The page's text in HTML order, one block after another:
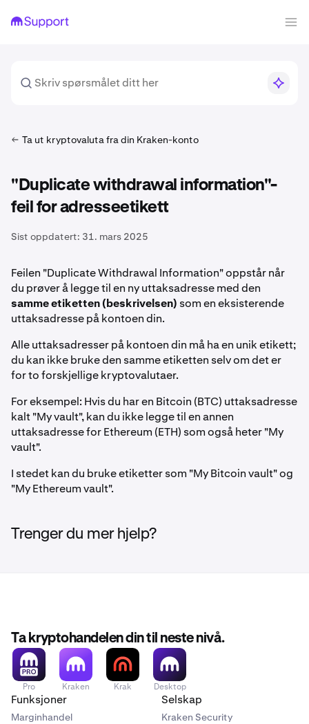
Ta ut kryptovaluta fra din Kraken-konto
"Duplicate withdrawal information"-
feil for adresseetikett
Sist oppdatert: 31. mars 2025
Feilen "Duplicate Withdrawal Information" oppstår når
du prøver å legge til en ny uttaksadresse med den
samme etiketten (beskrivelsen) som en eksisterende
uttaksadresse på kontoen din.
Alle uttaksadresser på kontoen din må ha en unik etikett;
du kan ikke bruke den samme etiketten selv om det er
for to forskjellige kryptovalutaer.
For eksempel: Hvis du har en Bitcoin (BTC) uttaksadresse
kalt "My vault", kan du ikke legge til en annen
uttaksadresse for Ethereum (ETH) som også heter "My
vault".
I stedet kan du bruke etiketter som "My Bitcoin vault" og
"My Ethereum vault".
Trenger du mer hjelp?
Ta kryptohandelen din til neste nivå.
Pro Kraken Krak Desktop
Funksjoner
Marginhandel
Selskap
Kraken Security